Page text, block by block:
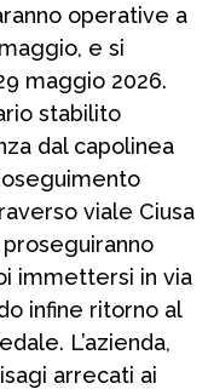
operative a
e si
maggio 2026.
stabilito
dal capolinea
viale Ciusa
immettersi in via
infine ritorno al
L’azienda,
arrecati ai